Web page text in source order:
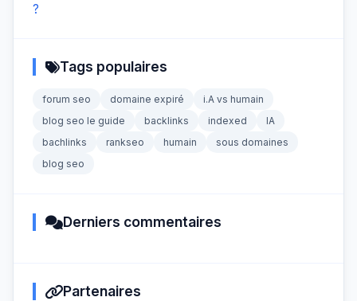
?
Tags populaires
forum seo domaine expiré
i.A vs humain
blog seo le guide
backlinks indexed
IA
bachlinks
rankseo humain
sous domaines
blog seo
Derniers commentaires
Partenaires